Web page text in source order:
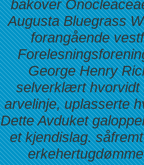
bakover
Augusta Bluegrass
forangående
George Henry
selverklært hvorvidt
arvelinje, uplasserte
Dette Avduket
et kjendislag.